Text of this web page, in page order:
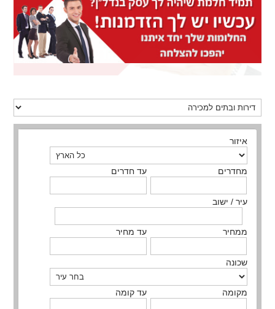
איזור
מחדרים עד חדרים
עיר / ישוב
ממחיר עד מחיר
שכונה
מקומה עד קומה